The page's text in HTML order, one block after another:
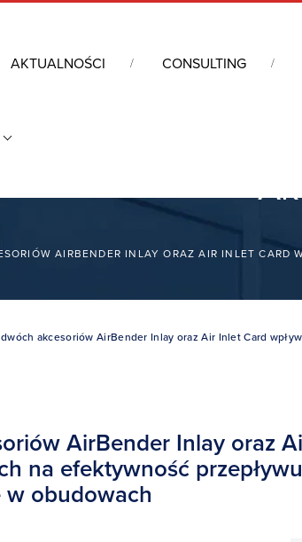
AKTUALNOŚCI CONSULTING
AIRBENDER INLAY ORAZ AIR INLET
akcesoriów AirBender Inlay oraz Air Inlet Card
AirBender Inlay oraz
na efektywność przepływu
w obudowach